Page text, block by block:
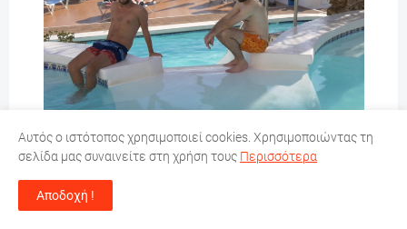
Το βράδυ πήγαμε βόλτα στο παραλιακό δρόμο του
Puerto del Carmen ,οπου εκεί βρίσκονται οι
περισσότερες επιλογές για φαγητό και ποτό. Το μέρος
Αυτός ο ιστότοπος χρησιμοποιεί cookies. Χρησιμοποιώντας τη
σελίδα μας συναινείτε στη χρήση τους Περισσότερα
Αποδοχή !